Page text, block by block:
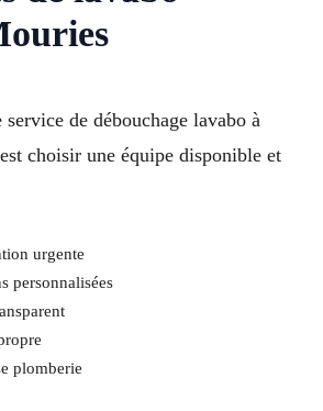
de débouchage lavabo à
choisir une équipe disponible et
urgente
personnalisées
plomberie